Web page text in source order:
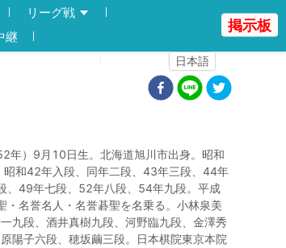
リーグ戦
継
日本語
掲示板
年）9月10日生。北海道旭川市出身。昭和
和42年入段、同年二段、43年三段、44年
、49年七段、52年八段、54年九段。平成
名誉名人・名誉碁聖を名乗る。小林泉美
九段、酒井真樹九段、河野臨九段、金澤秀
陽子六段、穂坂繭三段。日本棋院東京本院